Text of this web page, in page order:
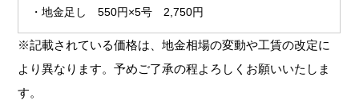
・地金足し 550円×5号 2,750円
※記載されている価格は、地金相場の変動や工賃の改定に
より異なります。予めご了承の程よろしくお願いいたしま
す。